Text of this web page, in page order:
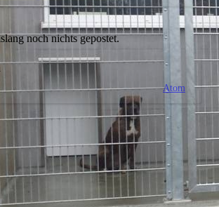
noch nichts gepostet.
Atom